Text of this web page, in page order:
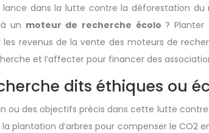
dans la lutte contre la déforestation du
un moteur de recherche écolo ?
les revenus de la vente des moteurs de
et l’affecter pour financer des
dits éthiques ou
ou des objectifs précis dans cette lutte
plantation d’arbres pour compenser le CO2